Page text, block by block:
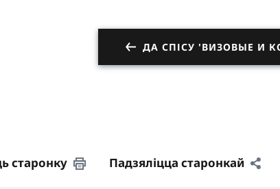
ДА СПІСУ 'ВИЗОВЫЕ И
старонку Падзяліцца старонкай